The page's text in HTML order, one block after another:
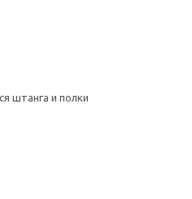
штанга и полки